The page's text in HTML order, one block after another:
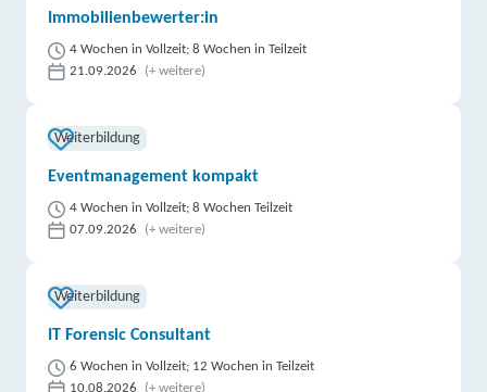
Immobilienbewerter:in
4 Wochen in Vollzeit; 8 Wochen in Teilzeit
21.09.2026
(+ weitere)
Weiterbildung
Eventmanagement kompakt
4 Wochen in Vollzeit; 8 Wochen Teilzeit
07.09.2026
(+ weitere)
Weiterbildung
IT Forensic Consultant
6 Wochen in Vollzeit; 12 Wochen in Teilzeit
10.08.2026
(+ weitere)